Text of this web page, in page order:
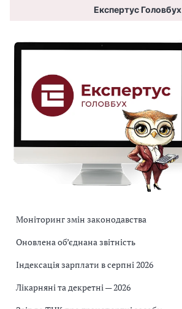
Експертус Головбух
Моніторинг змін законодавства
Оновлена об’єднана звітність
Індексація зарплати в серпні 2026
Лікарняні та декретні — 2026